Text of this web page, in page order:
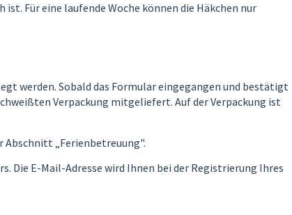
Für eine laufende Woche können die Häkchen nur
werden. Sobald das Formular eingegangen und bestätigt
Verpackung mitgeliefert. Auf der Verpackung ist
Abschnitt „Ferienbetreuung".
Die E-Mail-Adresse wird Ihnen bei der Registrierung Ihres